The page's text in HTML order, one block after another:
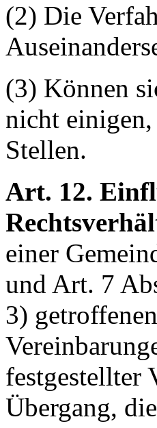
(2) Die
(3) Können
nicht einigen,
Stellen.
Art. 12.
einer
und Art. 7
3)
festgestellter
Übergang,